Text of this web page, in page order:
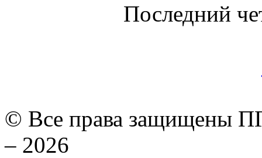
Последний
© Все права защищены
– 2026